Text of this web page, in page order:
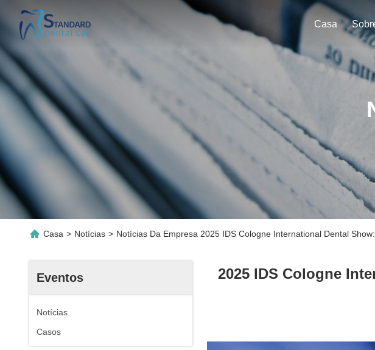
Casa
Casa > Notícias > Notícias Da Empresa 2025 IDS Cologne International Dental
Eventos
Notícias
Casos
2025 IDS Cologne